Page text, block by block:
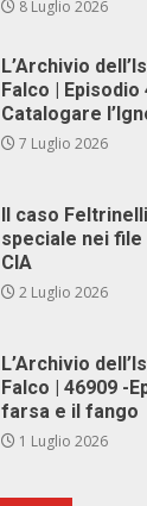
8 Luglio 2026
L’Archivio
Falco | Episodio
Catalogare
7 Luglio 2026
Il caso
speciale nei
CIA
2 Luglio 2026
L’Archivio
Falco | 46909 -
farsa e il fango
1 Luglio 2026